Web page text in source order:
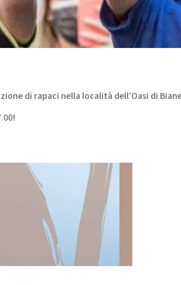
di rapaci nella località dell’Oasi di